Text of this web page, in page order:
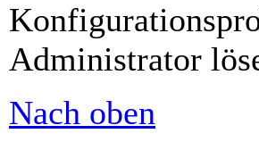
Administrator
Nach oben